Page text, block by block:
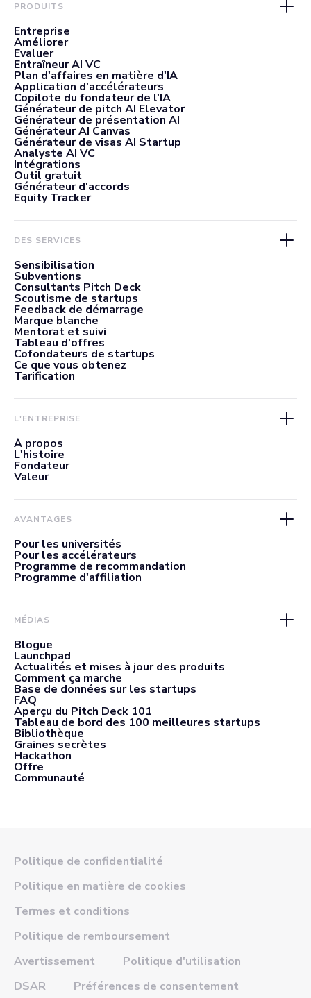
PRODUITS
Entreprise
Améliorer
Evaluer
Entraîneur AI VC
Plan d'affaires en matière d'IA
Application d'accélérateurs
Copilote du fondateur de l'IA
Générateur de pitch AI Elevator
Générateur de présentation AI
Générateur AI Canvas
Générateur de visas AI Startup
Analyste AI VC
Intégrations
Outil gratuit
Générateur d'accords
Equity Tracker
DES SERVICES
Sensibilisation
Subventions
Consultants Pitch Deck
Scoutisme de startups
Feedback de démarrage
Marque blanche
Mentorat et suivi
Tableau d'offres
Cofondateurs de startups
Ce que vous obtenez
Tarification
L'ENTREPRISE
À propos
L'histoire
Fondateur
Valeur
AVANTAGES
Pour les universités
Pour les accélérateurs
Programme de recommandation
Programme d'affiliation
MÉDIAS
Blogue
Launchpad
Actualités et mises à jour des produits
Comment ça marche
Base de données sur les startups
FAQ
Aperçu du Pitch Deck 101
Tableau de bord des 100 meilleures startups
Bibliothèque
Graines secrètes
Hackathon
Offre
Communauté
Politique de confidentialité
Politique en matière de cookies
Termes et conditions
Politique de remboursement
Avertissement
Politique d'utilisation
DSAR
Préférences de consentement